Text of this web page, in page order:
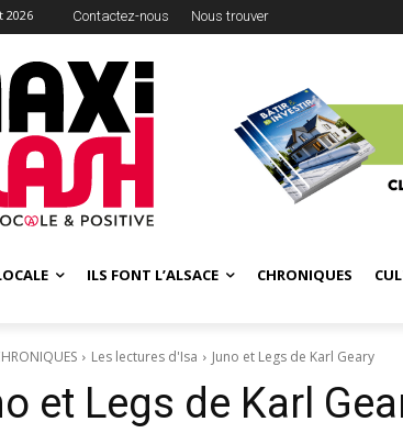
2026 Contactez-nous Nous trouver
ILS FONT L’ALSACE CHRONIQUES
Les lectures d'Isa Juno et Legs de Karl Geary
et Legs de Karl